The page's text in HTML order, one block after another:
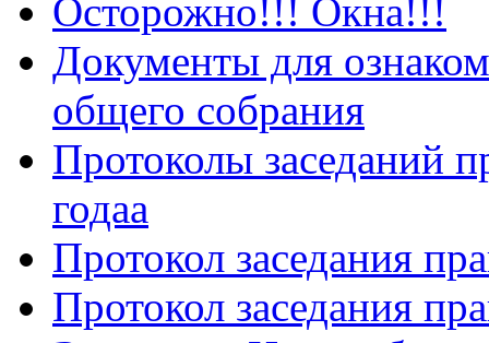
Осторожно!!! Окна!!!
Документы для
общего собрания
Протоколы заседаний
годаа
Протокол заседания
Протокол заседания